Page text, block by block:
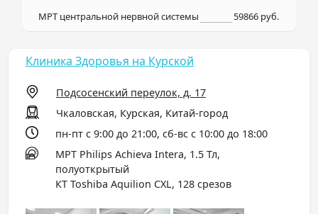
МРТ центральной нервной системы 59866 руб.
Клиника Здоровья на Курской
Подсосенский переулок, д. 17
Чкаловская, Курская, Китай-город
пн-пт с 9:00 до 21:00, сб-вс с 10:00 до 18:00
МРТ Philips Achieva Intera, 1.5 Тл,
полуоткрытый
КТ Toshiba Aquilion CXL, 128 срезов